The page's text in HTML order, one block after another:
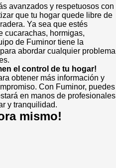
avanzados y respetuosos con
que tu hogar quede libre de
Ya sea que estés
cucarachas, hormigas,
de Fuminor tiene la
abordar cualquier problema
el control de tu hogar!
obtener más información y
Con Fuminor, puedes
en manos de profesionales
y tranquilidad.
mismo!